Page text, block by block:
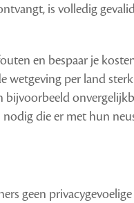
is volledig
en bespaar je
wetgeving per land
bijvoorbeeld
nodig die er met hun
geen privacygevoelige